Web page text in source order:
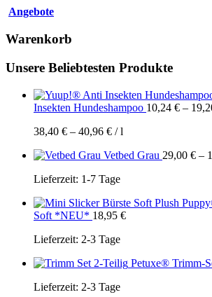
Angebote
Warenkorb
Unsere Beliebtesten Produkte
Insekten Hundeshampoo 10,24 € –
38,40 € – 40,96 € /l
Vetbed Grau 29,00 € –
Lieferzeit: 1-7 Tage
Plush
Soft *NEU* 18,95 €
Lieferzeit: 2-3 Tage
Petuxe® Trimm-
Lieferzeit: 2-3 Tage